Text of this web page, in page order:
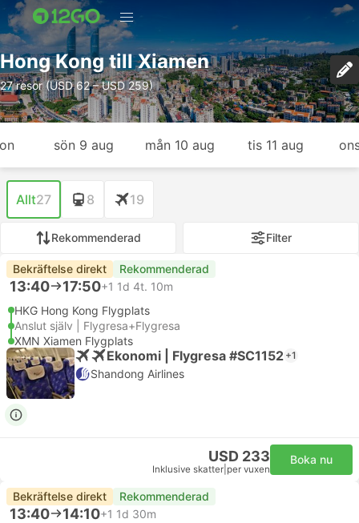
Hong Kong till Xiamen
27 resor (USD 62 – USD 259)
sön 9 aug mån 10 aug tis 11 aug
Allt27 8 19
Rekommenderad Filter
Bekräftelse direkt Rekommenderad
13:40 17:50+1 1d 4t. 10m
HKG Hong Kong Flygplats
Anslut själv | Flygresa+Flygresa
XMN Xiamen Flygplats
Ekonomi | Flygresa #SC1152 +1
Shandong Airlines
USD 233
Inklusive skatter per vuxen
Boka nu
Bekräftelse direkt Rekommenderad
13:40 14:10+1 1d 30m